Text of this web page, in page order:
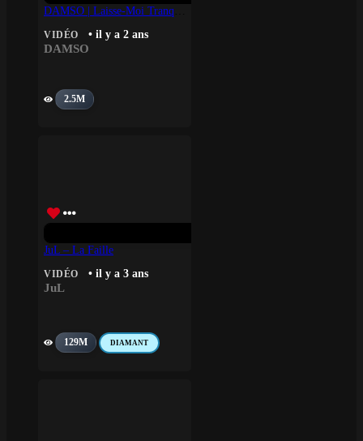
VIDÉO • il y a 2 ans
DAMSO
2.5M
JuL – La Faille
VIDÉO • il y a 3 ans
JuL
129M DIAMANT